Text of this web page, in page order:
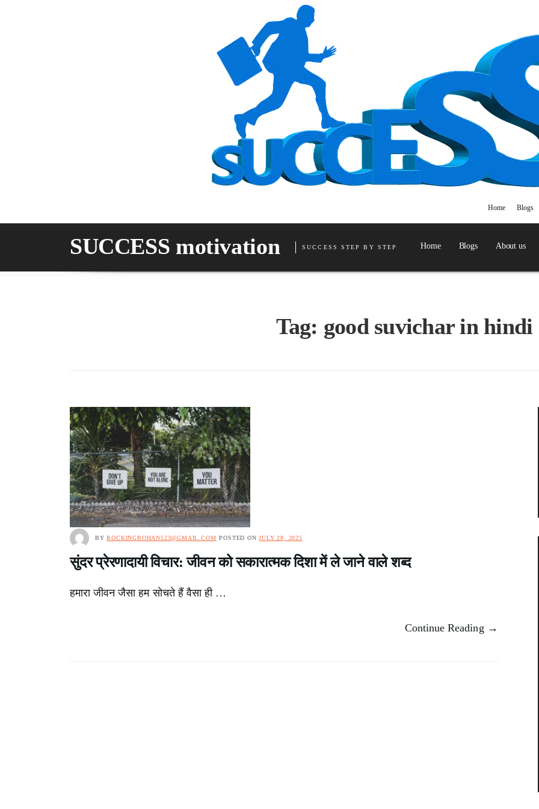
Home Blogs
SUCCESS motivation SUCCESS STEP BY STEP Home Blogs About us
Tag: good suvichar in hindi
BYROCKINGROHAN523@GMAIL.COM POSTED ONJULY 28, 2025
सुंदर प्रेरणादायी विचार: जीवन को सकारात्मक दिशा में ले जाने वाले शब्द
हमारा जीवन जैसा हम सोचते हैं वैसा ही …
Continue Reading →